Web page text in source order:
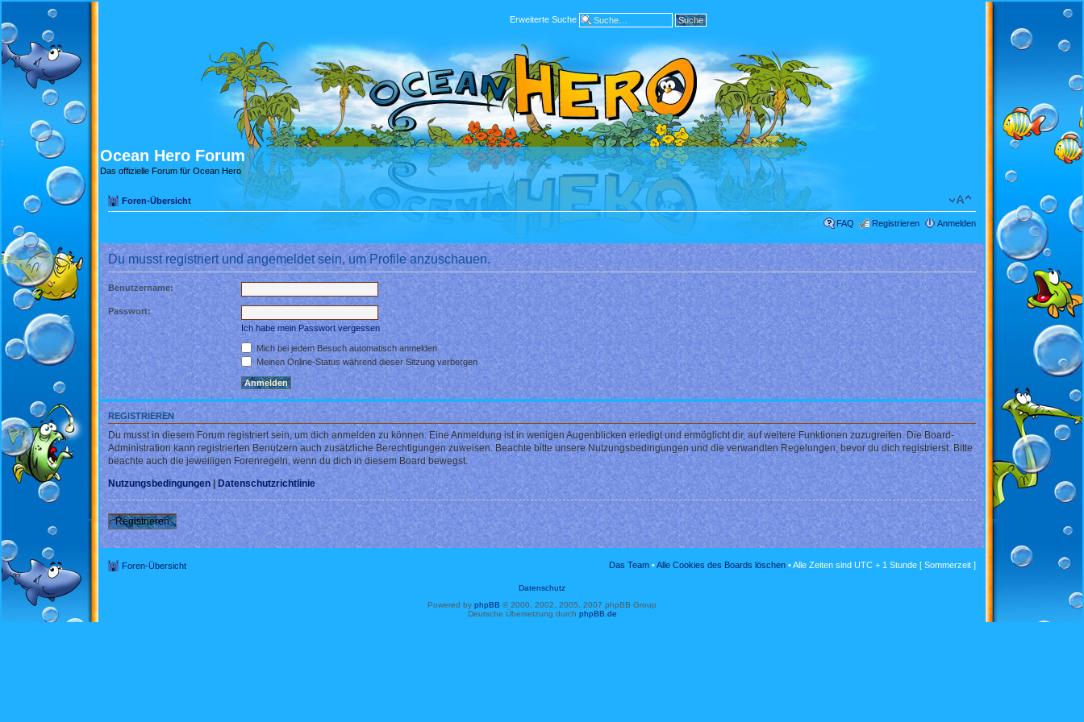
Erweiterte Suche
Ocean Hero Forum
Das offizielle Forum für Ocean Hero
Foren-Übersicht
FAQ Registrieren Anmelden
Du musst registriert und angemeldet sein, um Profile anzuschauen.
Benutzername:
Passwort:
Ich habe mein Passwort vergessen
Mich bei jedem Besuch automatisch anmelden
Meinen Online-Status während dieser Sitzung verbergen
REGISTRIEREN
Du musst in diesem Forum registriert sein, um dich anmelden zu können. Eine Anmeldung ist in wenigen Augenblicken erledigt und ermöglicht dir, auf weitere Funktionen zuzugreifen. Die Board-
Administration kann registrierten Benutzern auch zusätzliche Berechtigungen zuweisen. Beachte bitte unsere Nutzungsbedingungen und die verwandten Regelungen, bevor du dich registrierst. Bitte
beachte auch die jeweiligen Forenregeln, wenn du dich in diesem Board bewegst.
Nutzungsbedingungen|Datenschutzrichtlinie
Registrieren
Foren-Übersicht Das Team •Alle Cookies des Boards löschen • Alle Zeiten sind UTC + 1 Stunde [ Sommerzeit ]
Datenschutz
Powered by phpBB © 2000, 2002, 2005, 2007 phpBB Group
Deutsche Übersetzung durch phpBB.de